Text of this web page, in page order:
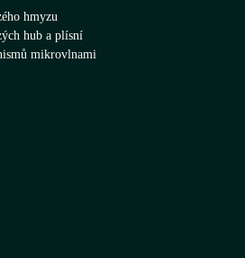
hmyzu
hub a plísní
mikrovlnami